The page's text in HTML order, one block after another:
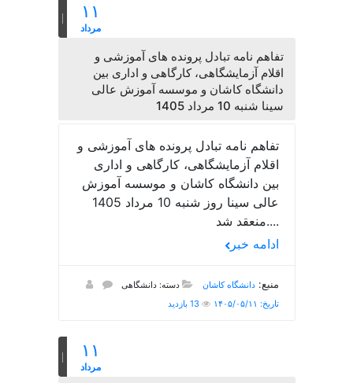
۱۱
مرداد
تفاهم نامه تبادل پرونده‌ های آموزشی و
اقلام آزمایشگاهی، کارگاهی و اداری بین
دانشگاه کاشان و موسسه آموزش عالی
سینا شنبه 10 مرداد 1405
تفاهم نامه تبادل پرونده‌ های آموزشی و
اقلام آزمایشگاهی، کارگاهی و اداری
بین دانشگاه کاشان و موسسه آموزش
عالی سینا روز شنبه 10 مرداد 1405
منعقد شد....
ادامه خبر
منبع:دانشگاه کاشان
دسته: دانشگاهی
تاریخ: ۱۴۰۵/۰۵/۱۱
13 بازدید
۱۱
مرداد